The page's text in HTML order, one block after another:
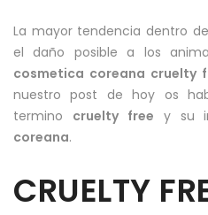
La mayor tendencia dentro
el daño posible a los
cosmetica coreana cruelty
nuestro post de hoy os
termino cruelty free y su
coreana.
CRUELTY